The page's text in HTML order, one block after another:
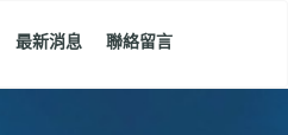
最新消息 聯絡留言